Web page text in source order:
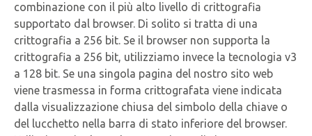
combinazione con il più alto livello di crittografia
supportato dal browser. Di solito si tratta di una
crittografia a 256 bit. Se il browser non supporta la
crittografia a 256 bit, utilizziamo invece la tecnologia v3
a 128 bit. Se una singola pagina del nostro sito web
viene trasmessa in forma crittografata viene indicata
dalla visualizzazione chiusa del simbolo della chiave o
del lucchetto nella barra di stato inferiore del browser.